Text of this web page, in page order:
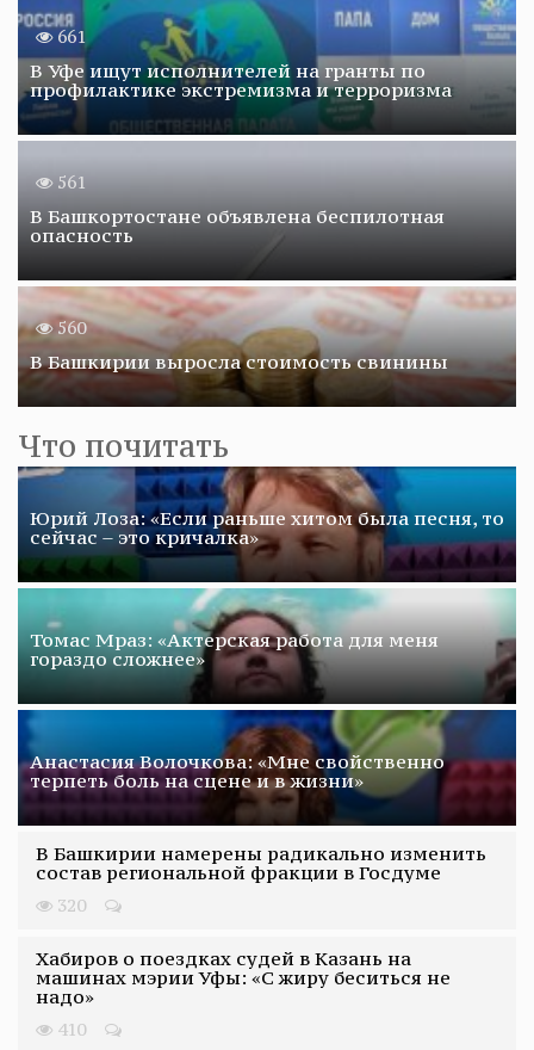
661
В Уфе ищут исполнителей на гранты по
профилактике экстремизма и терроризма
561
В Башкортостане объявлена беспилотная
опасность
560
В Башкирии выросла стоимость свинины
Что почитать
Юрий Лоза: «Если раньше хитом была песня, то
сейчас – это кричалка»
Томас Мраз: «Актерская работа для меня
гораздо сложнее»
Анастасия Волочкова: «Мне свойственно
терпеть боль на сцене и в жизни»
В Башкирии намерены радикально изменить
состав региональной фракции в Госдуме
320
Хабиров о поездках судей в Казань на
машинах мэрии Уфы: «С жиру беситься не
надо»
410